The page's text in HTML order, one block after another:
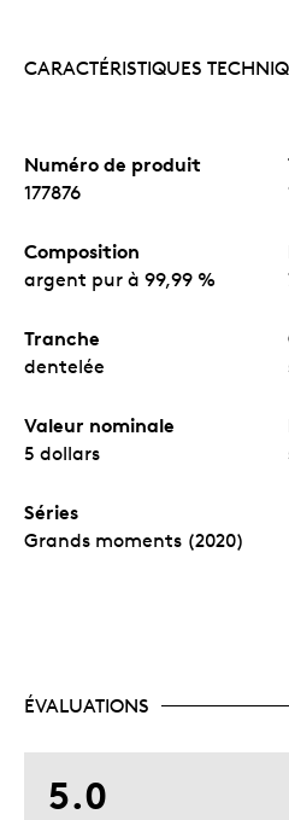
CARACTÉRISTIQUES
Numéro de produit
177876
Composition
argent pur à 99,99 %
Tranche
dentelée
Valeur nominale
5 dollars
Séries
Grands moments (2020)
ÉVALUATIONS
5.0